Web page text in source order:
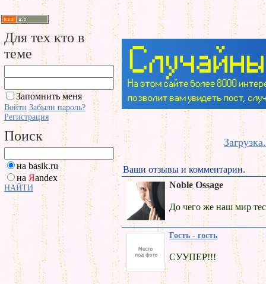
Для тех кто в
теме
Запомнить меня
Войти Забыли пароль?
Регистрация
Поиск
на basik.ru
на Яandex
НАЙТИ
Ваши отзывы и комментарии.
Noble Ossage
До чего же наш мир
Гость - гость
CУУПЕР!!!